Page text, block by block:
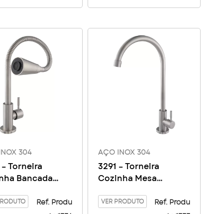
304
– Torneira
Bancada
Ref. Produ
AÇO INOX 304
3291 – Torneira
Cozinha Mesa
Aço Inox 304
VER PRODUTO
Ref. Produ